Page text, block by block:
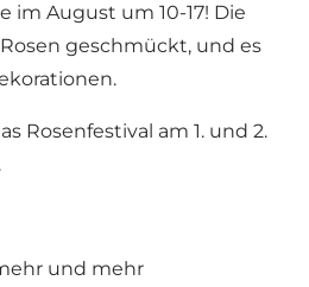
im August um 10-17! Die
geschmückt, und es
Rosenfestival am 1. und 2.
und mehr